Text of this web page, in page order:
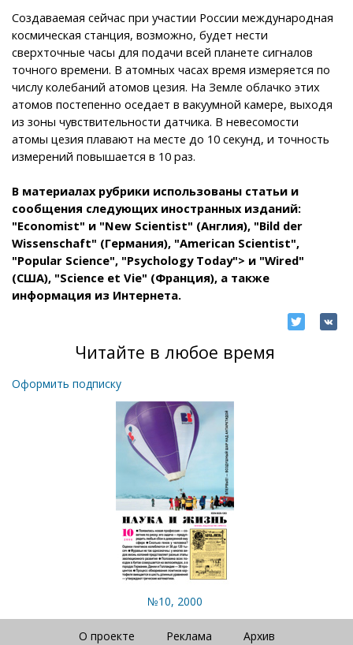
Создаваемая сейчас при участии России международная
космическая станция, возможно, будет нести
сверхточные часы для подачи всей планете сигналов
точного времени. В атомных часах время измеряется по
числу колебаний атомов цезия. На Земле облачко этих
атомов постепенно оседает в вакуумной камере, выходя
из зоны чувствительности датчика. В невесомости
атомы цезия плавают на месте до 10 секунд, и точность
измерений повышается в 10 раз.
В материалах рубрики использованы статьи и
сообщения следующих иностранных изданий:
"Economist" и "New Scientist" (Англия), "Bild der
Wissenschaft" (Германия), "American Scientist",
"Popular Science", "Psychology Today"> и "Wired"
(США), "Science et Vie" (Франция), а также
информация из Интернета.
Читайте в любое время
Оформить подписку
№10, 2000
О проекте Реклама Архив